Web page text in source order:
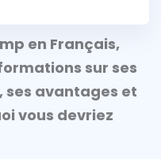
en Français,
sur ses
ses avantages et
vous devriez